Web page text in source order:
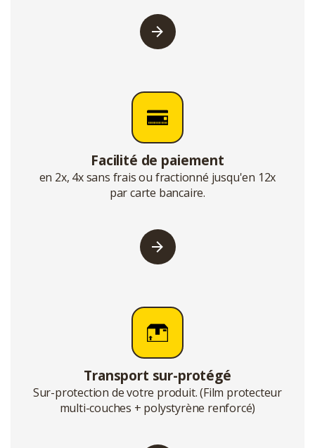
Facilité de paiement
en 2x, 4x sans frais ou fractionné jusqu'en 12x
par carte bancaire.
Transport sur-protégé
Sur-protection de votre produit. (Film protecteur
multi-couches + polystyrène renforcé)